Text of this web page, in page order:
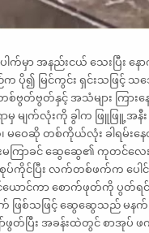
က်မှာ အနည်းငယ် သေးပြီး
ပို၍ မြင်ကွင်း ရှင်းသဖြင့်
တ်ဗွတ်နှင့် အသံများ ကြားနေ
မှ မျက်လုံးကို ခွါက ဖြူဖြူ့အနီး
ဝေဆို တစ်ကိုယ်လုံး ခါရမ်းနေ
းမကြာခင် ဆွေဆွေ၏ ကုတင်
စုပ်ကိုင်ပြီး လက်တစ်ဖက်က
ောင်ကာ စောက်ဖုတ်ကို ပွတ်ရင်း
က် ဖြစ်သဖြင့် ဆွေဆွေသည် မန
ာ်ဖွတ်ပြီး အခန်းထဲတွင် စာအုပ်